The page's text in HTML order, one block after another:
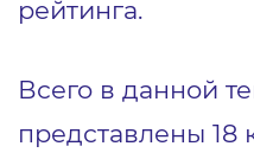
рейтинга.
Всего в данной
представлены 18